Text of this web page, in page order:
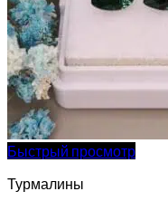
Быстрый просмотр
Турмалины